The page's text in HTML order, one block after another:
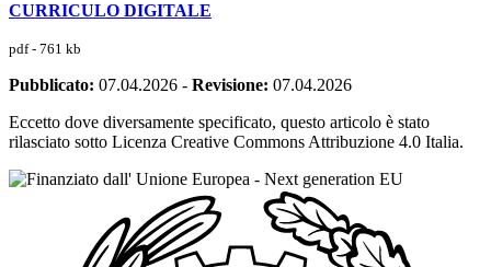
CURRICULO DIGITALE
pdf - 761 kb
Pubblicato: 07.04.2026 - Revisione: 07.04.2026
Eccetto dove diversamente specificato, questo articolo è stato
rilasciato sotto Licenza Creative Commons Attribuzione 4.0 Italia.